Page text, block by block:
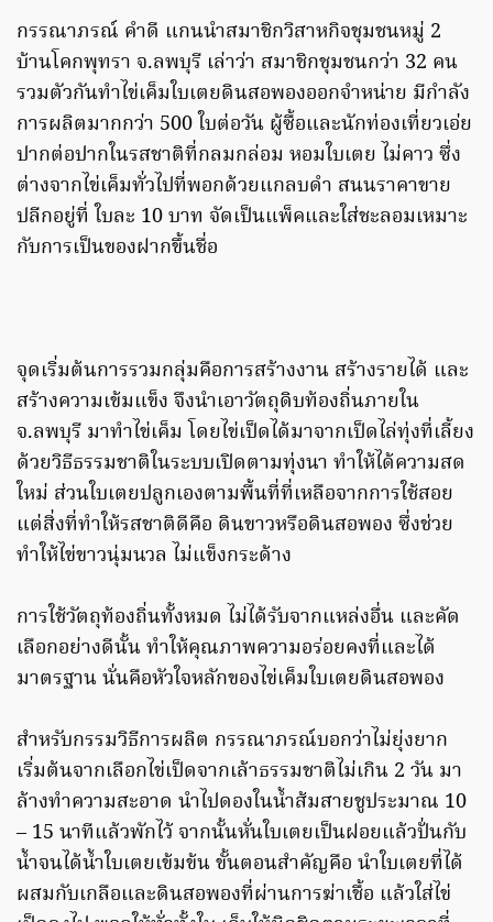
กรรณาภรณ์ คำดี แกนนำสมาชิกวิสาหกิจชุมชนหมู่ 2
บ้านโคกพุทรา จ.ลพบุรี เล่าว่า สมาชิกชุมชนกว่า 32 คน
รวมตัวกันทำไข่เค็มใบเตยดินสอพองออกจำหน่าย มีกำลัง
การผลิตมากกว่า 500 ใบต่อวัน ผู้ซื้อและนักท่องเที่ยวเอ่ย
ปากต่อปากในรสชาติที่กลมกล่อม หอมใบเตย ไม่คาว ซึ่ง
ต่างจากไข่เค็มทั่วไปที่พอกด้วยแกลบดำ สนนราคาขาย
ปลีกอยู่ที่ ใบละ 10 บาท จัดเป็นแพ็คและใส่ชะลอมเหมาะ
กับการเป็นของฝากขึ้นชื่อ
จุดเริ่มต้นการรวมกลุ่มคือการสร้างงาน สร้างรายได้ และ
สร้างความเข้มแข็ง จึงนำเอาวัตถุดิบท้องถิ่นภายใน
จ.ลพบุรี มาทำไข่เค็ม โดยไข่เป็ดได้มาจากเป็ดไล่ทุ่งที่เลี้ยง
ด้วยวิธีธรรมชาติในระบบเปิดตามทุ่งนา ทำให้ได้ความสด
ใหม่ ส่วนใบเตยปลูกเองตามพื้นที่ที่เหลือจากการใช้สอย
แต่สิ่งที่ทำให้รสชาติดีคือ ดินขาวหรือดินสอพอง ซึ่งช่วย
ทำให้ไข่ขาวนุ่มนวล ไม่แข็งกระด้าง
การใช้วัตถุท้องถิ่นทั้งหมด ไม่ได้รับจากแหล่งอื่น และคัด
เลือกอย่างดีนั้น ทำให้คุณภาพความอร่อยคงที่และได้
มาตรฐาน นั่นคือหัวใจหลักของไข่เค็มใบเตยดินสอพอง
สำหรับกรรมวิธีการผลิต กรรณาภรณ์บอกว่าไม่ยุ่งยาก
เริ่มต้นจากเลือกไข่เป็ดจากเล้าธรรมชาติไม่เกิน 2 วัน มา
ล้างทำความสะอาด นำไปดองในน้ำส้มสายชูประมาณ 10
– 15 นาทีแล้วพักไว้ จากนั้นหั่นใบเตยเป็นฝอยแล้วปั่นกับ
น้ำจนได้น้ำใบเตยเข้มข้น ขั้นตอนสำคัญคือ นำใบเตยที่ได้
ผสมกับเกลือและดินสอพองที่ผ่านการฆ่าเชื้อ แล้วใส่ไข่